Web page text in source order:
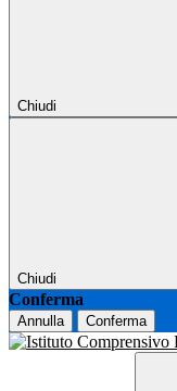
Chiudi
Chiudi
Conferma
Annulla Conferma